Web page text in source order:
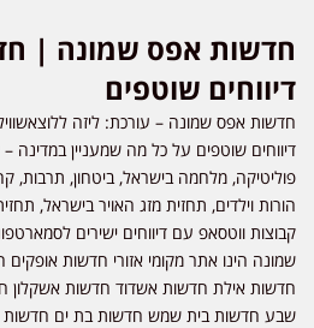
דיווחים שוטפים
חדשות אפס שמונה – עורכת: ליזה
דיווחים שוטפים על כל מה שמעניין במדינה
פוליטיקה, מלחמה בישראל, ביטחון, תרבות,
הורות וילדים, תחזית מזג האויר בישראל,
קבוצות ווטסאפ עם דיווחים ישירים
שמונה הינו אתר מקומי אזורי חדשות
חדשות אילת חדשות אשדוד חדשות אשקלון
שבע חדשות בית שמש חדשות בת ים חדשות